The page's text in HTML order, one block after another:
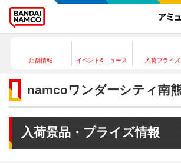
店舗情報 イベント&ニュース 入荷プライズ
namcoワンダーシティ南
入荷景品・プライズ情報